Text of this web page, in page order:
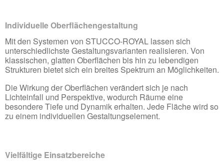
Individuelle Oberflächengestaltung
Mit den Systemen von STUCCO-ROYAL lassen sich
unterschiedlichste Gestaltungsvarianten realisieren. Von
klassischen, glatten Oberflächen bis hin zu lebendigen
Strukturen bietet sich ein breites Spektrum an Möglichkeiten.
Die Wirkung der Oberflächen verändert sich je nach
Lichteinfall und Perspektive, wodurch Räume eine
besondere Tiefe und Dynamik erhalten. Jede Fläche wird so
zu einem individuellen Gestaltungselement.
Vielfältige Einsatzbereiche